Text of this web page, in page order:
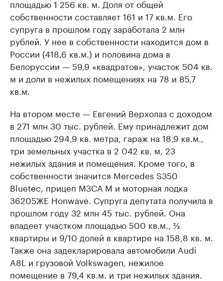
площадью 1 256 кв. м. Доля от общей
собственности составляет 161 и 17 кв.м. Его
супруга в прошлом году заработала 2 млн
рублей. У нее в собственности находится дом в
России (418,6 кв.м.) и половина дома в
Белоруссии — 59,9 «квадратов», участок 504 кв.
м и доли в нежилых помещениях на 78 и 85,7
кв.м.
На втором месте — Евгений Верхолаз с доходом
в 271 млн 30 тыс. рублей. Ему принадлежит дом
площадью 294,9 кв. метра, гараж на 18,9 кв.м.,
три земельных участка в 2 042 кв. м, 23
нежилых здания и помещения. Кроме того, в
собственности значится Mercedes S350
Bluetec, прицеп МЗСА М и моторная лодка
З6205ЖЕ Honwave. Супруга депутата получила в
прошлом году 32 млн 45 тыс. рублей. Она
владеет участком площадью 500 кв.м., ⅔
квартиры и 9/10 долей в квартире на 158,8 кв. м.
Также она задекларировала автомобили Audi
A8L и грузовой Volkswagen, нежилое
помещение в 79,4 кв.м. и три нежилых здания.